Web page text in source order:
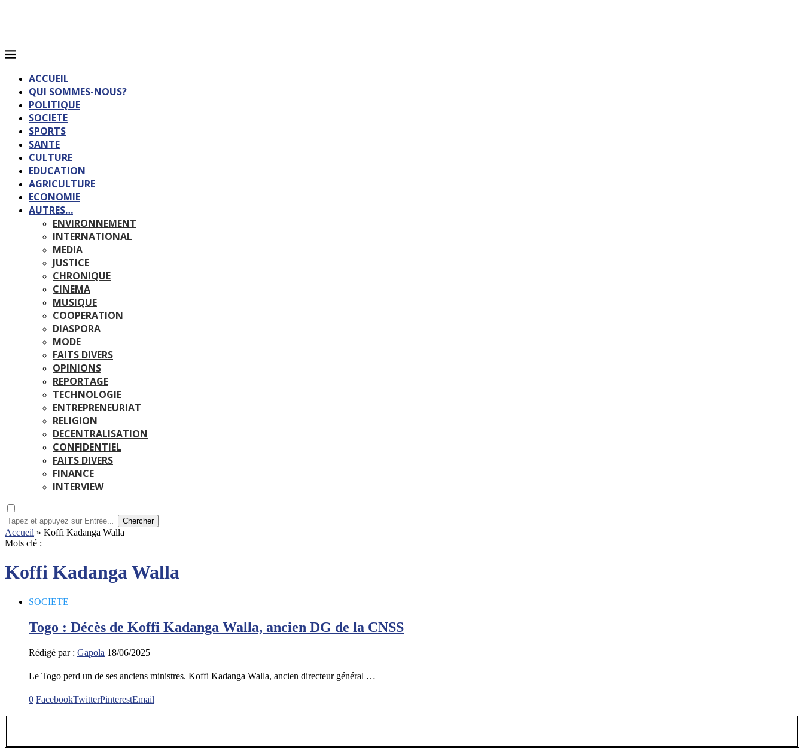
ACCUEIL
QUI SOMMES-NOUS?
POLITIQUE
SOCIETE
SPORTS
SANTE
CULTURE
EDUCATION
AGRICULTURE
ECONOMIE
AUTRES…
ENVIRONNEMENT
INTERNATIONAL
MEDIA
JUSTICE
CHRONIQUE
CINEMA
MUSIQUE
COOPERATION
DIASPORA
MODE
FAITS DIVERS
OPINIONS
REPORTAGE
TECHNOLOGIE
ENTREPRENEURIAT
RELIGION
DECENTRALISATION
CONFIDENTIEL
FAITS DIVERS
FINANCE
INTERVIEW
Chercher
Accueil » Koffi Kadanga Walla
Mots clé :
Koffi Kadanga Walla
SOCIETE
Togo : Décès de Koffi Kadanga Walla, ancien DG de la CNSS
Rédigé par : Gapola 18/06/2025
Le Togo perd un de ses anciens ministres. Koffi Kadanga Walla, ancien directeur général …
0 FacebookTwitterPinterestEmail